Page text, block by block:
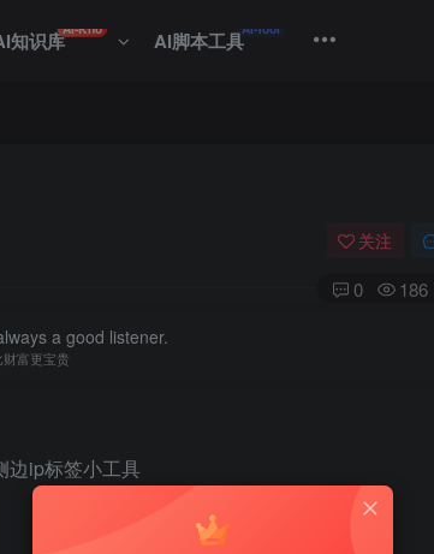
知识库AI-Kno AI脚本工具AI-Tool
关注
0 186
a good listener.
财富更宝贵